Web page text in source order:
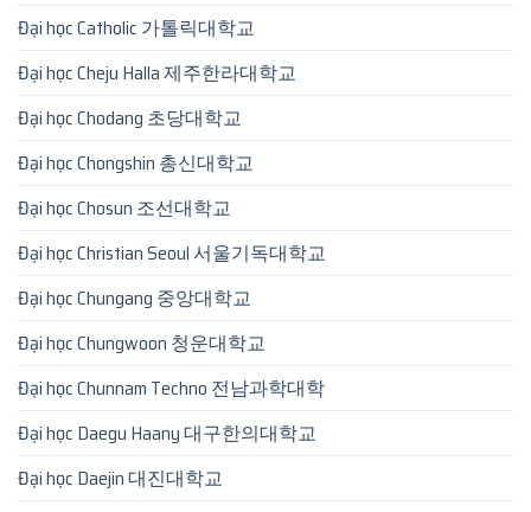
Đại học Catholic 가톨릭대학교
Đại học Cheju Halla 제주한라대학교
Đại học Chodang 초당대학교
Đại học Chongshin 총신대학교
Đại học Chosun 조선대학교
Đại học Christian Seoul 서울기독대학교
Đại học Chungang 중앙대학교
Đại học Chungwoon 청운대학교
Đại học Chunnam Techno 전남과학대학
Đại học Daegu Haany 대구한의대학교
Đại học Daejin 대진대학교